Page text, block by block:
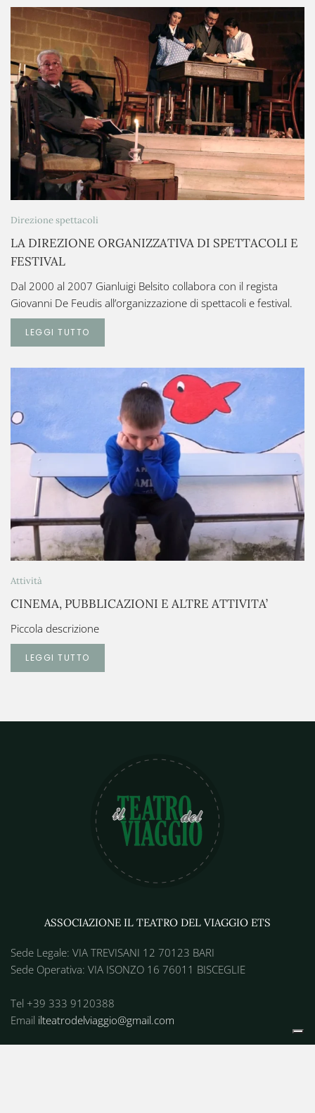
Direzione spettacoli
LA DIREZIONE ORGANIZZATIVA DI SPETTACOLI E
FESTIVAL
Dal 2000 al 2007 Gianluigi Belsito collabora con il regista
Giovanni De Feudis all’organizzazione di spettacoli e festival.
LEGGI TUTTO
Attività
CINEMA, PUBBLICAZIONI E ALTRE ATTIVITA’
Piccola descrizione
LEGGI TUTTO
ASSOCIAZIONE IL TEATRO DEL VIAGGIO ETS
Sede Legale: VIA TREVISANI 12 70123 BARI
Sede Operativa: VIA ISONZO 16 76011 BISCEGLIE
Tel +39 333 9120388
Email ilteatrodelviaggio@gmail.com